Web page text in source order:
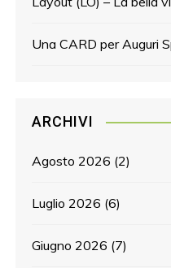
Una CARD per Auguri
ARCHIVI
Agosto 2026 (2)
Luglio 2026 (6)
Giugno 2026 (7)